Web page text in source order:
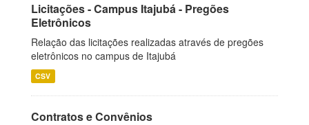
Licitações - Campus Itajubá - Pregões
Eletrônicos
Relação das licitações realizadas através de pregões
eletrônicos no campus de Itajubá
CSV
Contratos e Convênios